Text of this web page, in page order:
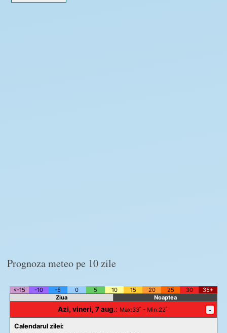
Prognoza meteo pe 10 zile
<-15 -10 -5 0 5 10 15 20 25 30
35+
Ziua
Noaptea
Azi, vineri, 7 aug.: Max:33˚ - Min:22˚ -
Calendarul zilei: